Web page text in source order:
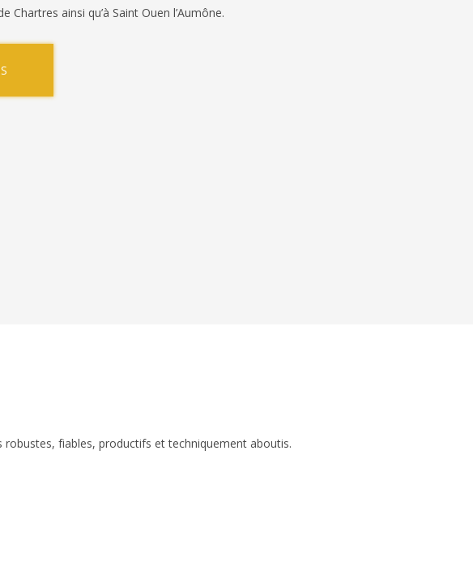
Chartres ainsi qu’à Saint Ouen l’Aumône.
fiables, productifs et techniquement aboutis.